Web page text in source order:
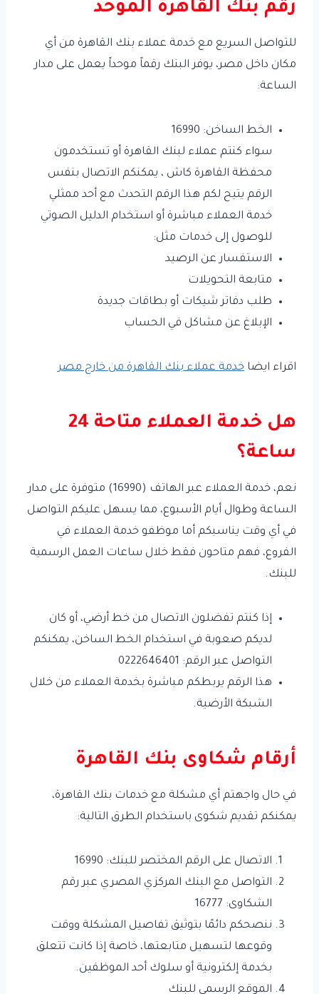
رقم بنك القاهرة الموحد
للتواصل السريع مع خدمة عملاء بنك القاهرة من أي
مكان داخل مصر، يوفر البنك رقماً موحداً يعمل على مدار
الساعة:
الخط الساخن: 16990
سواء كنتم عملاء لبنك القاهرة أو تستخدمون
محفظة القاهرة كاش ، يمكنكم الاتصال بنفس
الرقم يتيح لكم هذا الرقم التحدث مع أحد ممثلي
خدمة العملاء مباشرة أو استخدام الدليل الصوتي
للوصول إلى خدمات مثل:
الاستفسار عن الرصيد
متابعة التحويلات
طلب دفاتر شيكات أو بطاقات جديدة
الإبلاغ عن مشاكل في الحساب
اقراء ايضا خدمة عملاء بنك القاهرة من خارج مصر
هل خدمة العملاء متاحة 24
ساعة؟
نعم، خدمة العملاء عبر الهاتف (16990) متوفرة على مدار
الساعة وطوال أيام الأسبوع، مما يسهل عليكم التواصل
في أي وقت يناسبكم أما موظفو خدمة العملاء في
الفروع، فهم متاحون فقط خلال ساعات العمل الرسمية
للبنك.
إذا كنتم تفضلون الاتصال من خط أرضي، أو كان
لديكم صعوبة في استخدام الخط الساخن، يمكنكم
التواصل عبر الرقم: 0222646401
هذا الرقم يربطكم مباشرة بخدمة العملاء من خلال
الشبكة الأرضية.
أرقام شكاوى بنك القاهرة
في حال واجهتم أي مشكلة مع خدمات بنك القاهرة،
يمكنكم تقديم شكوى باستخدام الطرق التالية:
الاتصال على الرقم المختصر للبنك: 16990
التواصل مع البنك المركزي المصري عبر رقم
الشكاوى: 16777
ننصحكم دائمًا بتوثيق تفاصيل المشكلة ووقت
وقوعها لتسهيل متابعتها، خاصة إذا كانت تتعلق
بخدمة إلكترونية أو سلوك أحد الموظفين.
الموقع الرسمي للبنك